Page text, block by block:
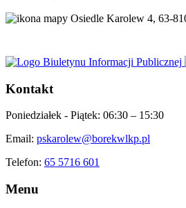
Osiedle Karolew 4, 63-
Kontakt
Poniedziałek - Piątek: 06:30 – 15:30
Email: pskarolew@borekwlkp.pl
Telefon: 65 5716 601
Menu